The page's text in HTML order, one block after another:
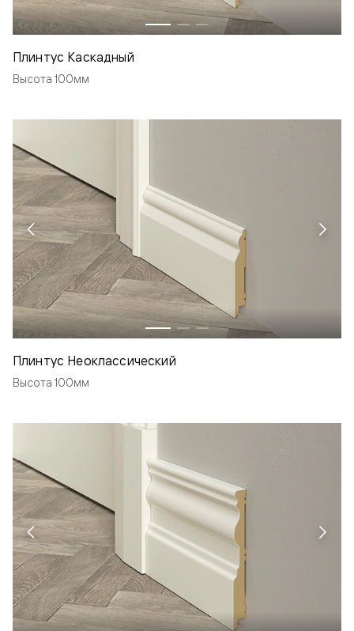
Плинтус Каскадный
Высота 100мм
Плинтус Неоклассический
Высота 100мм